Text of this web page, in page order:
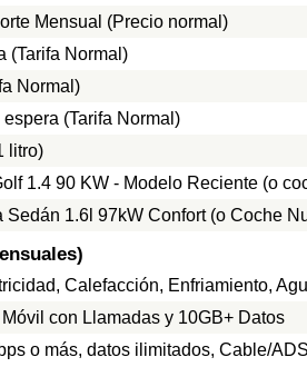
Mensual (Precio normal)
(Tarifa Normal)
Normal)
(Tarifa Normal)
litro)
1.4 90 KW - Modelo Reciente (o
Sedán 1.6l 97kW Confort (o Coche
Calefacción, Enfriamiento,
con Llamadas y 10GB+ Datos
o más, datos ilimitados, Cable/